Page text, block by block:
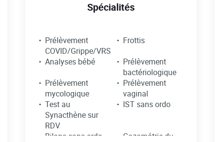
Spécialités
Prélèvement
COVID/Grippe/VRS
Frottis
Analyses bébé
Prélèvement
bactériologique
Prélèvement
mycologique
Prélèvement
vaginal
Test au
Synacthène sur
RDV
IST sans ordo
Bilans sans ordo
Gazométrie du